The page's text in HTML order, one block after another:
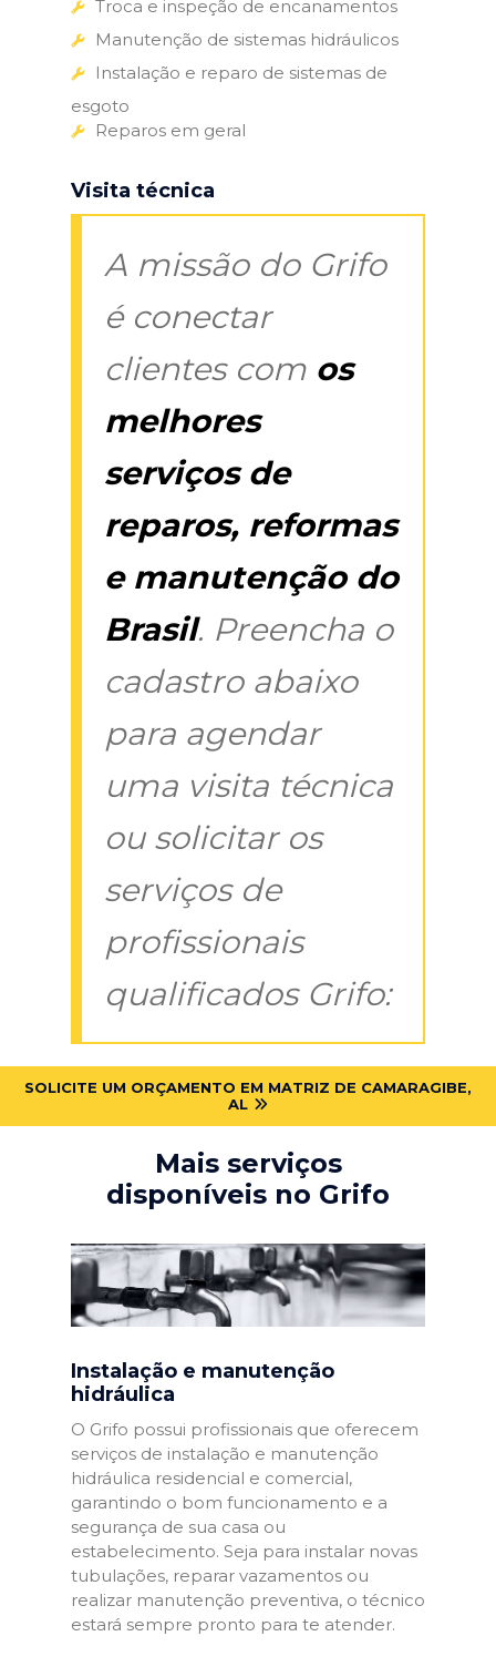
Troca e inspeção de encanamentos
Manutenção de sistemas hidráulicos
Instalação e reparo de sistemas de
esgoto
Reparos em geral
Visita técnica
A missão do Grifo
é conectar
clientes com os
melhores
serviços de
reparos, reformas
e manutenção do
Brasil. Preencha o
cadastro abaixo
para agendar
uma visita técnica
ou solicitar os
serviços de
profissionais
qualificados Grifo:
SOLICITE UM ORÇAMENTO EM MATRIZ DE CAMARAGIBE,
AL
Mais serviços
disponíveis no Grifo
Instalação e manutenção
hidráulica
O Grifo possui profissionais que oferecem
serviços de instalação e manutenção
hidráulica residencial e comercial,
garantindo o bom funcionamento e a
segurança de sua casa ou
estabelecimento. Seja para instalar novas
tubulações, reparar vazamentos ou
realizar manutenção preventiva, o técnico
estará sempre pronto para te atender.